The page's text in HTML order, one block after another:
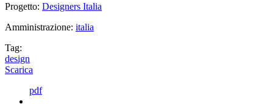
Progetto: Designers Italia
Amministrazione: italia
Tag:
design
Scarica
pdf